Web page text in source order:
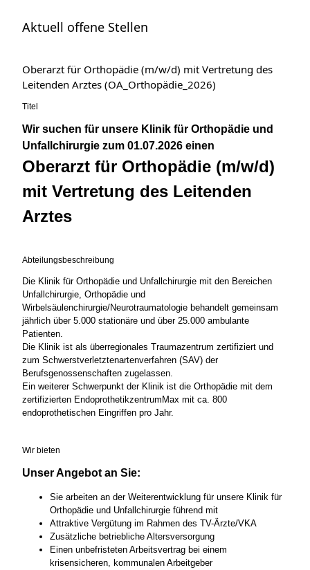
Aktuell offene Stellen
Oberarzt für Orthopädie (m/w/d) mit Vertretung des
Leitenden Arztes (OA_Orthopädie_2026)
Titel
Wir suchen für unsere Klinik für Orthopädie und
Unfallchirurgie zum 01.07.2026 einen
Oberarzt für Orthopädie (m/w/d)
mit Vertretung des Leitenden
Arztes
Abteilungsbeschreibung
Die Klinik für Orthopädie und Unfallchirurgie mit den Bereichen
Unfallchirurgie, Orthopädie und
Wirbelsäulenchirurgie/Neurotraumatologie behandelt gemeinsam
jährlich über 5.000 stationäre und über 25.000 ambulante
Patienten.
Die Klinik ist als überregionales Traumazentrum zertifiziert und
zum Schwerstverletztenartenverfahren (SAV) der
Berufsgenossenschaften zugelassen.
Ein weiterer Schwerpunkt der Klinik ist die Orthopädie mit dem
zertifizierten EndoprothetikzentrumMax mit ca. 800
endoprothetischen Eingriffen pro Jahr.
Wir bieten
Unser Angebot an Sie:
Sie arbeiten an der Weiterentwicklung für unsere Klinik für
Orthopädie und Unfallchirurgie führend mit
Attraktive Vergütung im Rahmen des TV-Ärzte/VKA
Zusätzliche betriebliche Altersversorgung
Einen unbefristeten Arbeitsvertrag bei einem
krisensicheren, kommunalen Arbeitgeber